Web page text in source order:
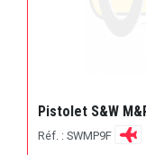
Pistolet S&W
Réf. : SWMP9F